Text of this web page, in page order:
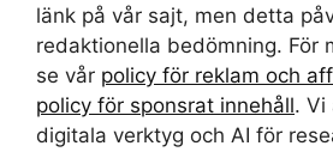
länk på vår sajt, men detta
redaktionella bedömning. För
se vår policy för reklam och
policy för sponsrat innehåll. Vi
digitala verktyg och AI för